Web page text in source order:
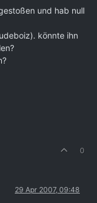
und hab null
könnte ihn
0
29 Apr 2007, 09:48